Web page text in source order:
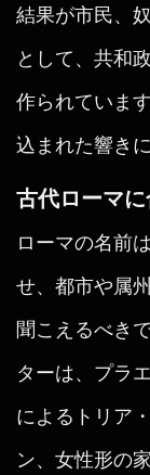
結果が市民、
として、共和
作られていま
込まれた響き
古代ローマ
ローマの名前
せ、都市や属
聞こえるべき
ターは、プラ
によるトリア
ン、女性形の